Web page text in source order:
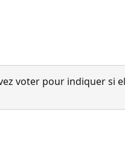
voter pour indiquer si